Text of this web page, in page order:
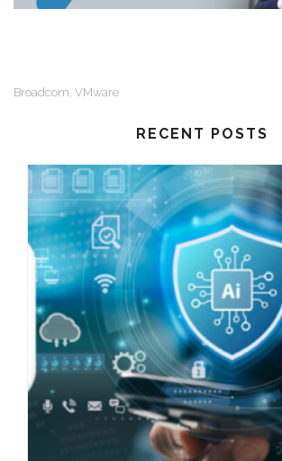
Broadcom VMware
RECENT POSTS